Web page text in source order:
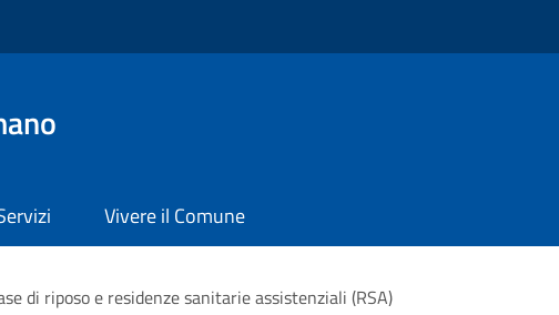
Vivere il Comune
di riposo e residenze sanitarie assistenziali (RSA)